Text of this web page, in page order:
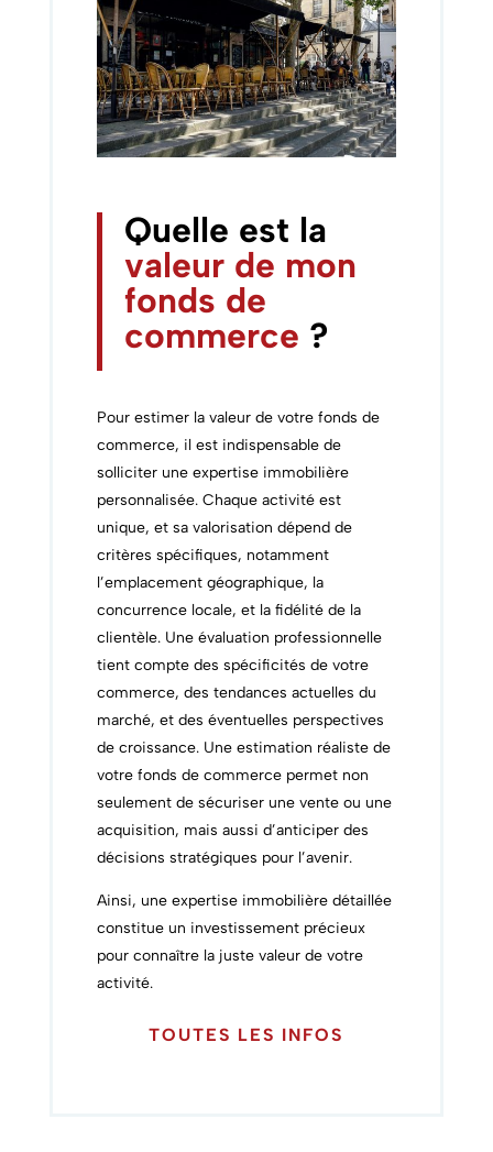
Quelle est la
valeur de mon
fonds de
commerce ?
Pour estimer la valeur de votre fonds de
commerce, il est indispensable de
solliciter une expertise immobilière
personnalisée. Chaque activité est
unique, et sa valorisation dépend de
critères spécifiques, notamment
l’emplacement géographique, la
concurrence locale, et la fidélité de la
clientèle. Une évaluation professionnelle
tient compte des spécificités de votre
commerce, des tendances actuelles du
marché, et des éventuelles perspectives
de croissance. Une estimation réaliste de
votre fonds de commerce permet non
seulement de sécuriser une vente ou une
acquisition, mais aussi d’anticiper des
décisions stratégiques pour l’avenir.
Ainsi, une expertise immobilière détaillée
constitue un investissement précieux
pour connaître la juste valeur de votre
activité.
TOUTES LES INFOS